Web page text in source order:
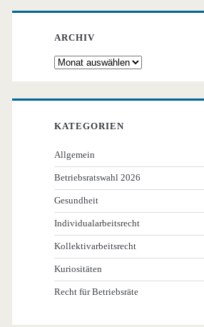
ARCHIV
Archiv
KATEGORIEN
Allgemein
Betriebsratswahl 2026
Gesundheit
Individualarbeitsrecht
Kollektivarbeitsrecht
Kuriositäten
Recht für Betriebsräte